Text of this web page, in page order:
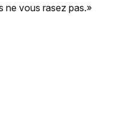
ne vous rasez pas.»